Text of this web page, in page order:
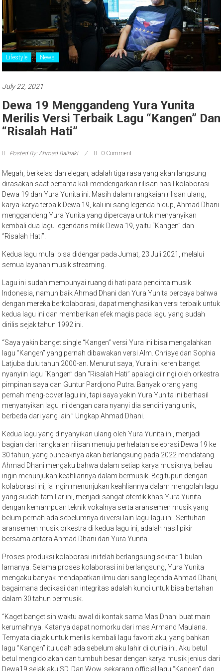
Lifestyle News
July 22, 2021
Dewa 19 Menggandeng Yura Yunita
Merilis Versi Terbaik Lagu “Kangen” Dan
“Risalah Hati”
Posted By: Ahmad Baihaki 0 Comment
Megah, berkelas dan elegan, adalah tiga rasa yang akan langsung
dirasakan saat pertama kali mendengarkan rilisan hasil kolaborasi
Dewa 19 dan Yura Yunita ini. Masih dalam rangkaian rilisan ulang,
karya-karya terbaik Dewa 19, kali ini sang legenda hidup, Ahmad Dhani
menggandeng Yura Yunita yang dipercaya untuk menyanyikan
kembali dua lagu legendaris milik Dewa 19, yaitu “Kangen” dan
“Risalah Hati”.
Kedua lagu mulai bisa didengar pada Jumat, 23 Juli 2021, melalui
semua layanan musik streaming.
Lagu ini sudah mempunyai ruang di hati para pencinta musik
Indonesia, namun baik Ahmad Dhani dan Yura Yunita percaya bahwa
dengan mereka berkolaborasi, dapat menghasilkan versi terbaik untuk
kedua lagu ini dan memberikan efek magis pada lagu yang sudah
dirilis sejak tahun 1992 ini.
“Saya yakin banget single “Kangen” versi Yura ini bisa mengalahkan
lagu “Kangen” yang pernah dibawakan versi Alm. Chrisye dan Sophia
Latjuba dulu tahun 2000-an. Menurut saya, Yura ini keren banget
nyanyiin lagu “Kangen” dan “Risalah Hati” apalagi diiringi oleh orkestra
pimpinan saya dan Guntur Pardjono Putra. Banyak orang yang
pernah meng-cover lagu ini, tapi saya yakin Yura Yunita ini berhasil
menyanyikan lagu ini dengan cara nyanyi dia sendiri yang unik,
berbeda dari yang lain.” Ungkap Ahmad Dhani.
Kedua lagu yang dinyanyikan ulang oleh Yura Yunita ini, menjadi
bagian dari rangkaian rilisan menuju perhelatan selebrasi Dewa 19 ke
30 tahun, yang puncaknya akan berlangsung pada 2022 mendatang.
Ahmad Dhani mengaku bahwa dalam setiap karya musiknya, beliau
ingin menunjukan keahliannya dalam bermusik. Begitupun dengan
kolaborasi ini, ia ingin menunjukan keahliannya dalam mengolah lagu
yang sudah familiar ini, menjadi sangat otentik khas Yura Yunita
dengan kemampuan teknik vokalnya serta aransemen musik yang
belum pernah ada sebelumnya di versi lain lagu-lagu ini. Sentuhan
aransemen musik orkestra di kedua lagu ini, adalah hasil pikir
bersama antara Ahmad Dhani dan Yura Yunita.
Proses produksi kolaborasi ini telah berlangsung sekitar 1 bulan
lamanya. Selama proses kolaborasi ini berlangsung, Yura Yunita
mengaku banyak mendapatkan ilmu dari sang legenda Ahmad Dhani,
bagaimana dedikasi dan integritas adalah kunci untuk bisa bertahan
dalam 30 tahun bermusik.
“Kaget banget sih waktu awal di kontak sama Mas Dhani buat main
kerumahnya. Katanya dapat nomorku dari mas Armand Maulana.
Ternyata diajak untuk merilis kembali lagu favorit aku, yang bahkan
lagu “Kangen” itu udah ada sebelum aku lahir di dunia ini. Aku betul
betul mengidolakan dan tumbuh besar dengan karya musik jenius dari
Dewa19 sejak aku SD. Dan Wow, sekarang official lagu “Kangen” dan